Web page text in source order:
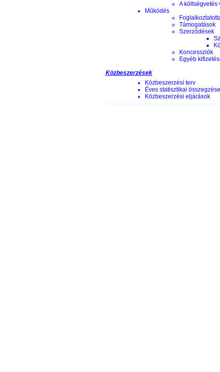
A költségvetés
Működés
Támogatások
Szerződések
Koncessziók
Egyéb
Közbeszerzések
Közbeszerzési terv
Éves statisztikai
Közbeszerzési eljárások